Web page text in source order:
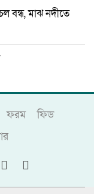
বন্ধ, মাঝ নদীতে
ফরম
ফিড